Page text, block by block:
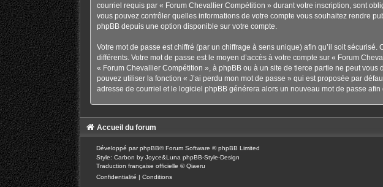
courriel requis par « Forum Chevallier Compétition » durant votre inscription, sont
vous pouvez contrôler quelles informations de votre compte vous souhaitez rendre
phpBB depuis une option disponible sur votre compte.
Votre mot de passe est chiffré (par un chiffrage à sens unique) afin qu’il soit
différents. Votre mot de passe est le moyen d’accès à votre compte sur « Forum
« Forum Chevallier Compétition », à phpBB ou à un site de tierce partie ne peut
pouvez utiliser la fonction « J’ai perdu mon mot de passe » qui est proposée par
adresse de courriel et le logiciel phpBB générera alors un nouveau mot de passe
Accueil du forum
Développé parphpBB® Forum Software © phpBB Limited
Style: Carbon by Joyce&Luna phpBB-Style-Design
Traduction française officielle ©Qiaeru
Confidentialité | Conditions